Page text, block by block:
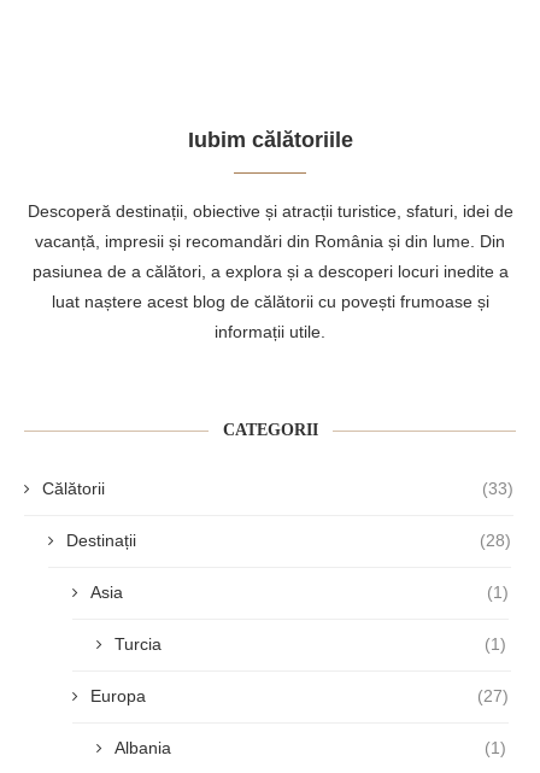
Iubim călătoriile
Descoperă destinații, obiective și atracții turistice, sfaturi, idei de
vacanță, impresii și recomandări din România și din lume. Din
pasiunea de a călători, a explora și a descoperi locuri inedite a
luat naștere acest blog de călătorii cu povești frumoase și
informații utile.
CATEGORII
Călătorii (33)
Destinații (28)
Asia (1)
Turcia (1)
Europa (27)
Albania (1)